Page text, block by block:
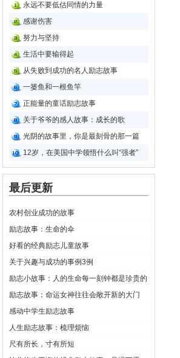
永远不要低估同情的力量
感谢伤害
努力与坚持
生活中要输得起
从失败到成功的名人励志故事
一篓鱼和一根鱼竿
正能量的童话励志故事
关于爷爷的感人故事：成长的歌
光阴的故事里，你是最刻骨的那一篇
12岁，在美国中学领悟什么叫“强者”
最后更新
农村创业成功的故事
励志故事：生命的伞
好看的经典励志儿童故事
关于兴趣与成功的事例3例
励志小故事：人的生命每一刻钟都是珍贵的
励志故事：命运女神往往会敞开新的大门
感动中学生励志故事
人生励志故事：梳理烦恼
尺有所长，寸有所短